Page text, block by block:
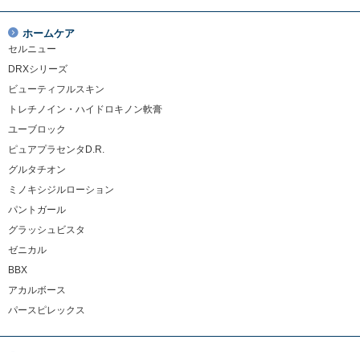
ホームケア
セルニュー
DRXシリーズ
ビューティフルスキン
トレチノイン・ハイドロキノン軟膏
ユーブロック
ピュアプラセンタD.R.
グルタチオン
ミノキシジルローション
パントガール
グラッシュビスタ
ゼニカル
BBX
アカルボース
パースピレックス